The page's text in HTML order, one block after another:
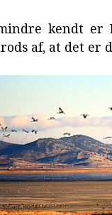
kendt er
af, at det er